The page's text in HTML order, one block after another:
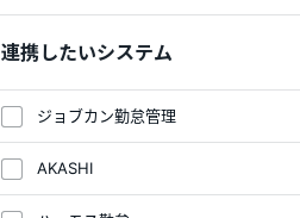
連携したいシステム
ジョブカン勤怠管理
AKASHI